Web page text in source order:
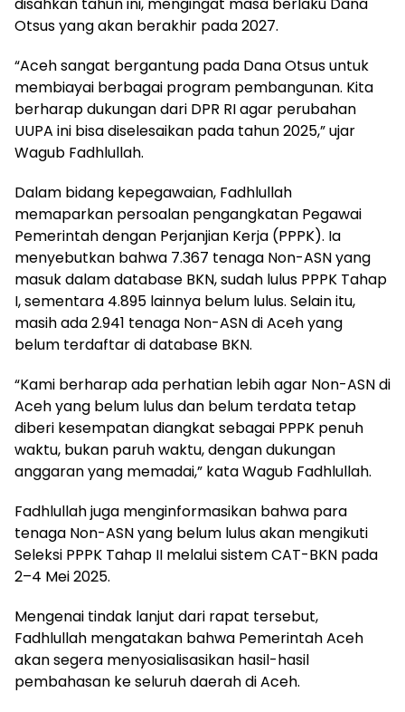
Otsus yang akan berakhir pada 2027.
“Aceh sangat bergantung pada Dana Otsus untuk
membiayai berbagai program pembangunan. Kita
berharap dukungan dari DPR RI agar perubahan
UUPA ini bisa diselesaikan pada tahun 2025,” ujar
Wagub Fadhlullah.
Dalam bidang kepegawaian, Fadhlullah
memaparkan persoalan pengangkatan Pegawai
Pemerintah dengan Perjanjian Kerja (PPPK). Ia
menyebutkan bahwa 7.367 tenaga Non-ASN yang
masuk dalam database BKN, sudah lulus PPPK Tahap
I, sementara 4.895 lainnya belum lulus. Selain itu,
masih ada 2.941 tenaga Non-ASN di Aceh yang
belum terdaftar di database BKN.
“Kami berharap ada perhatian lebih agar Non-ASN di
Aceh yang belum lulus dan belum terdata tetap
diberi kesempatan diangkat sebagai PPPK penuh
waktu, bukan paruh waktu, dengan dukungan
anggaran yang memadai,” kata Wagub Fadhlullah.
Fadhlullah juga menginformasikan bahwa para
tenaga Non-ASN yang belum lulus akan mengikuti
Seleksi PPPK Tahap II melalui sistem CAT-BKN pada
2–4 Mei 2025.
Mengenai tindak lanjut dari rapat tersebut,
Fadhlullah mengatakan bahwa Pemerintah Aceh
akan segera menyosialisasikan hasil-hasil
pembahasan ke seluruh daerah di Aceh.